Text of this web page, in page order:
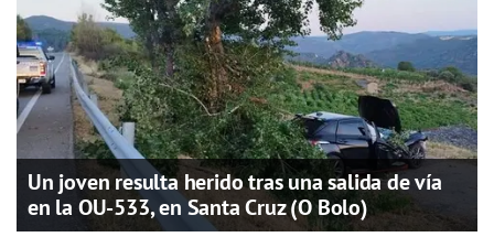
Un joven resulta herido tras una salida de vía
en la OU-533, en Santa Cruz (O Bolo)